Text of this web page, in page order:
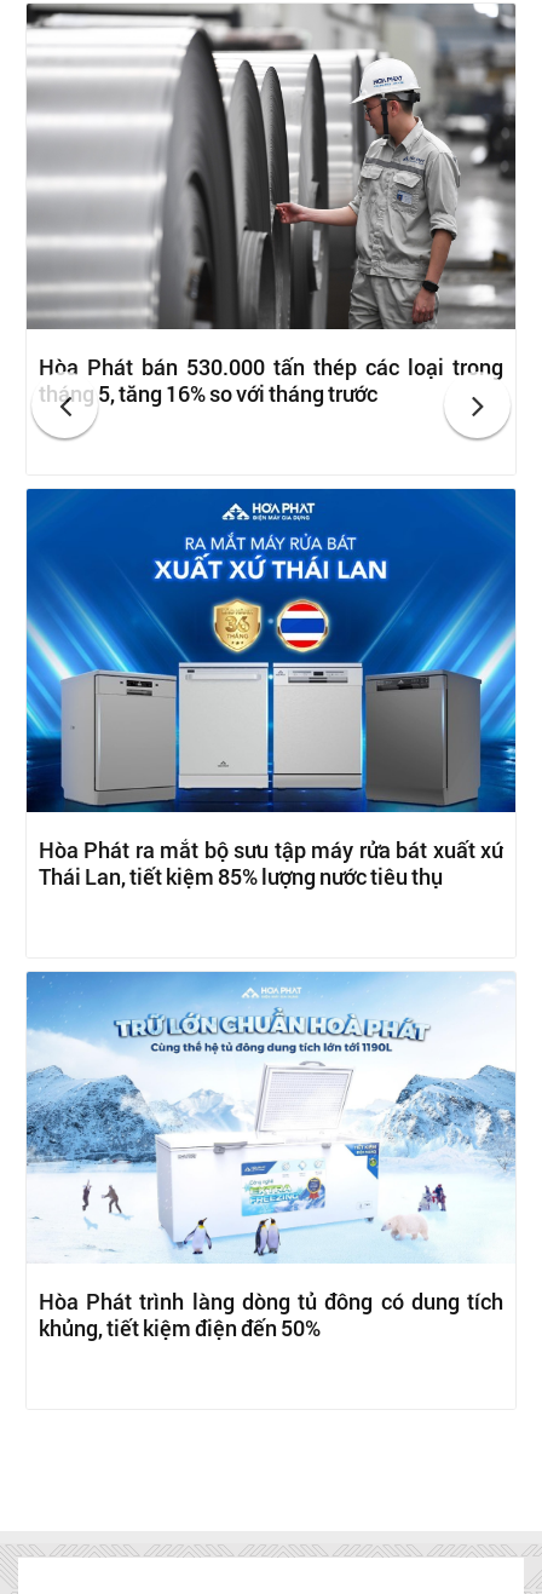
Hòa Phát bán 530.000 tấn thép các loại trong
tháng 5, tăng 16% so với tháng trước
Hòa Phát ra mắt bộ sưu tập máy rửa bát xuất xứ
Thái Lan, tiết kiệm 85% lượng nước tiêu thụ
Hòa Phát trình làng dòng tủ đông có dung tích
khủng, tiết kiệm điện đến 50%